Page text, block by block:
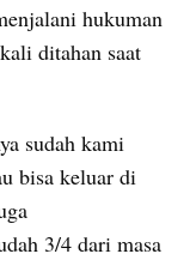
hukuman
ditahan saat
sudah kami
bisa keluar di
3/4 dari masa